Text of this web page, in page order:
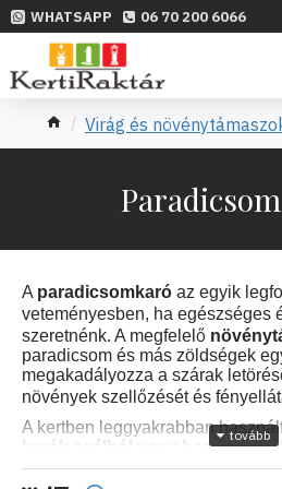
WHATSAPP 06 70 200 6066
Virág és
A paradicsomkaró az egyik
veteményesben, ha egészséges
szeretnénk. A megfelel ő
paradicsom és más zöldségek
megakadályozza a szárak
növények szell őzését és
A kertben leggyakrabban
karók
acélból vagy
karók nagy stabilitást